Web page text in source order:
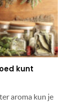
kunt
aroma kun je